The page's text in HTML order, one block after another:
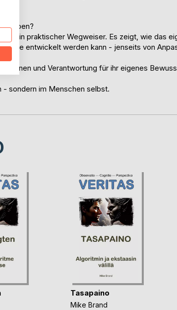
bleiben?
ein praktischer Wegweiser. Es zeigt, wie das
Mitte entwickelt werden kann - jenseits von
und Verantwortung für ihr eigenes
- sondern im Menschen selbst.
Tasapaino
Mike Brand